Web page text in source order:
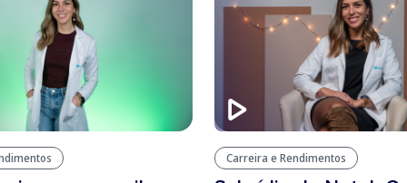
Carreira e Rendimentos